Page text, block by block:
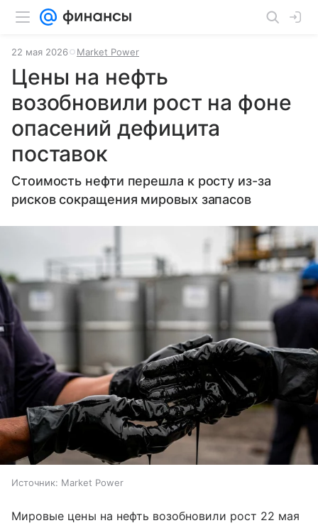
22 мая 2026 Market Power
Цены на нефть
возобновили рост на фоне
опасений дефицита
поставок
Стоимость нефти перешла к росту из-за
рисков сокращения мировых запасов
Источник: Market Power
Мировые цены на нефть возобновили рост 22 мая